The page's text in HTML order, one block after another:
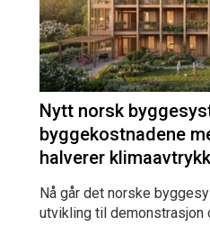
Nytt norsk
byggekostnadene
halverer
Nå går det norske
utvikling til demonstrasjon